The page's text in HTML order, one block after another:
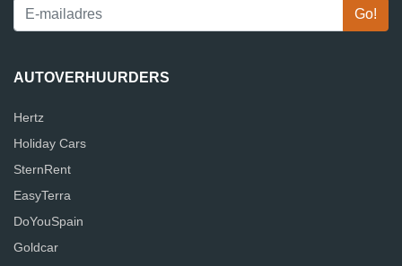
AUTOVERHUURDERS
Hertz
Holiday Cars
SternRent
EasyTerra
DoYouSpain
Goldcar